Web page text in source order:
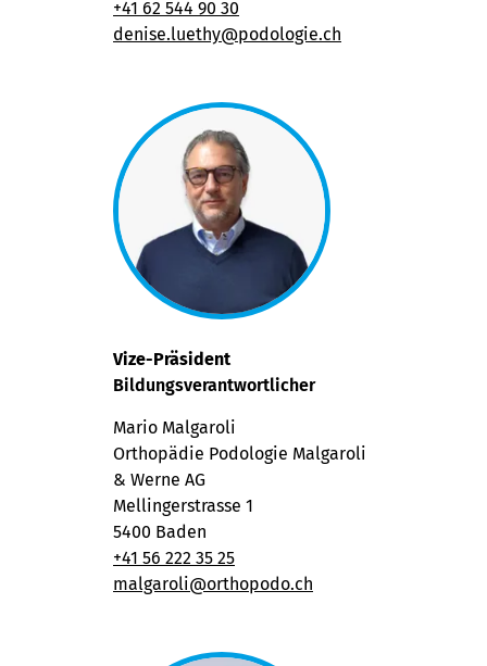
+41 62 544 90 30
denise.luethy@podologie.ch
Vize-Präsident
Bildungsverantwortlicher
Mario Malgaroli
Orthopädie Podologie Malgaroli
& Werne AG
Mellingerstrasse 1
5400 Baden
+41 56 222 35 25
malgaroli@orthopodo.ch